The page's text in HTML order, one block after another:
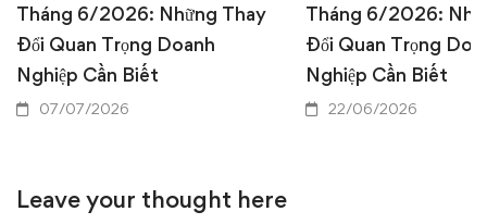
Tháng 6/2026: Những Thay
Đổi Quan Trọng Doanh
Nghiệp Cần Biết
07/07/2026
Tháng 6/2026:
Đổi Quan Trọng
Nghiệp Cần Biết
22/06/2026
Leave your thought here